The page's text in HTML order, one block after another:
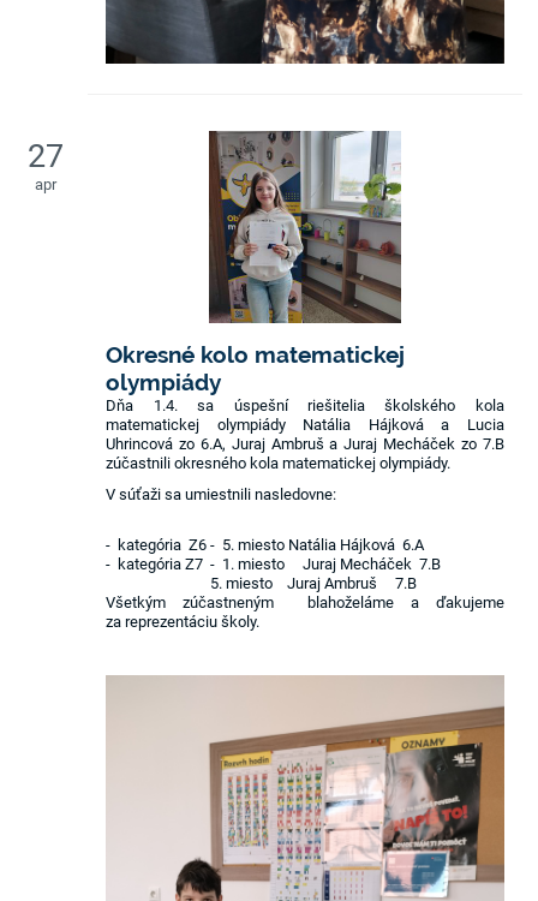
27
apr
Okresné kolo matematickej
olympiády
Dňa 1.4. sa úspešní riešitelia školského kola
matematickej olympiády Natália Hájková a Lucia
Uhrincová zo 6.A, Juraj Ambruš a Juraj Mecháček zo 7.B
zúčastnili okresného kola matematickej olympiády.
V súťaži sa umiestnili nasledovne:
- kategória Z6 - 5. miesto Natália Hájková 6.A
- kategória Z7 - 1. miesto Juraj Mecháček 7.B
5. miesto Juraj Ambruš 7.B
Všetkým zúčastneným blahoželáme a ďakujeme
za reprezentáciu školy.